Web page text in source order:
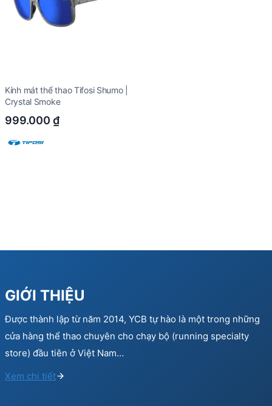
Kính mát thể thao Tifosi Shumo |
Crystal Smoke
999.000 ₫
GIỚI THIỆU
Được thành lập từ năm 2014, YCB tự hào là một trong những
cửa hàng thể thao chuyên cho chạy bộ (running specialty
store) đầu tiên ở Việt Nam…
Xem chi tiết